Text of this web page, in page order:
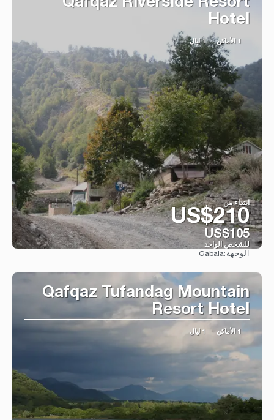
Hotel
1 الأماكن 1 ليال
ابتداء من
US$210
US$105
للشخص الواحد
الوجهة:Gabala
Qafqaz Tufandag Mountain
Resort Hotel
1 الأماكن 1 ليال